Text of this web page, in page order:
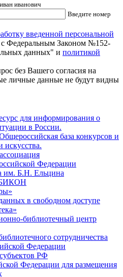
иванович
Введите номер
введенной персональной
с Федеральным Законом №152-
данных" и политикой
без Вашего согласия на
личные данные не будут видны